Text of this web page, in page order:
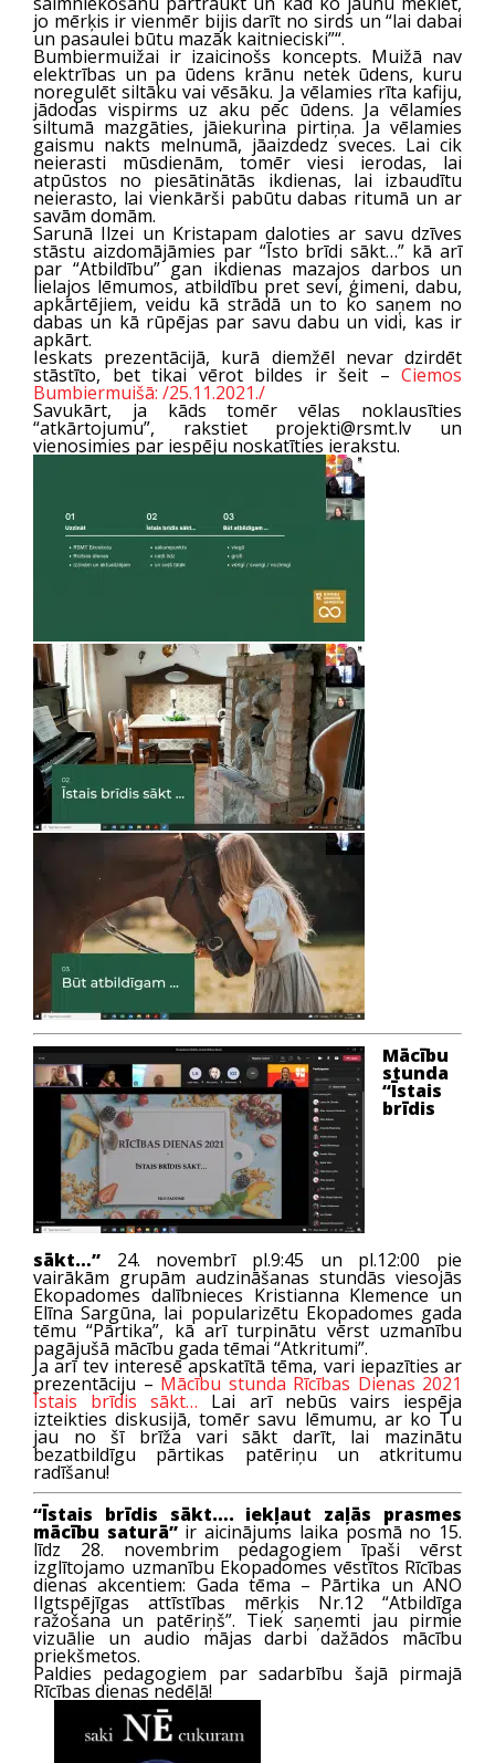
jo mērķis ir vienmēr bijis darīt no sirds un “lai dabai
un pasaulei būtu mazāk kaitnieciski”“.
Bumbiermuižai ir izaicinošs koncepts. Muižā nav
elektrības un pa ūdens krānu netek ūdens, kuru
noregulēt siltāku vai vēsāku. Ja vēlamies rīta kafiju,
jādodas vispirms uz aku pēc ūdens. Ja vēlamies
siltumā mazgāties, jāiekurina pirtiņa. Ja vēlamies
gaismu nakts melnumā, jāaizdedz sveces. Lai cik
neierasti mūsdienām, tomēr viesi ierodas, lai
atpūstos no piesātinātās ikdienas, lai izbaudītu
neierasto, lai vienkārši pabūtu dabas ritumā un ar
savām domām.
Sarunā Ilzei un Kristapam daloties ar savu dzīves
stāstu aizdomājāmies par “Īsto brīdi sākt…” kā arī
par “Atbildību” gan ikdienas mazajos darbos un
lielajos lēmumos, atbildību pret sevi, ģimeni, dabu,
apkārtējiem, veidu kā strādā un to ko saņem no
dabas un kā rūpējas par savu dabu un vidi, kas ir
apkārt.
Ieskats prezentācijā, kurā diemžēl nevar dzirdēt
stāstīto, bet tikai vērot bildes ir šeit – Ciemos
Bumbiermuišā: /25.11.2021./
Savukārt, ja kāds tomēr vēlas noklausīties
“atkārtojumu”, rakstiet projekti@rsmt.lv un
vienosimies par iespēju noskatīties ierakstu.
Mācību
stunda
“Īstais
brīdis
sākt…” 24. novembrī pl.9:45 un pl.12:00 pie
vairākām grupām audzināšanas stundās viesojās
Ekopadomes dalībnieces Kristianna Klemence un
Elīna Sargūna, lai popularizētu Ekopadomes gada
tēmu “Pārtika”, kā arī turpinātu vērst uzmanību
pagājušā mācību gada tēmai “Atkritumi”.
Ja arī tev interesē apskatītā tēma, vari iepazīties ar
prezentāciju – Mācību stunda Rīcības Dienas 2021
Īstais brīdis sākt… Lai arī nebūs vairs iespēja
izteikties diskusijā, tomēr savu lēmumu, ar ko Tu
jau no šī brīža vari sākt darīt, lai mazinātu
bezatbildīgu pārtikas patēriņu un atkritumu
radīšanu!
“Īstais brīdis sākt…. iekļaut zaļās prasmes
mācību saturā”ir aicinājums laika posmā no 15.
līdz 28. novembrim pedagogiem īpaši vērst
izglītojamo uzmanību Ekopadomes vēstītos Rīcības
dienas akcentiem: Gada tēma – Pārtika un ANO
Ilgtspējīgas attīstības mērķis Nr.12 “Atbildīga
ražošana un patēriņš”. Tiek saņemti jau pirmie
vizuālie un audio mājas darbi dažādos mācību
priekšmetos.
Paldies pedagogiem par sadarbību šajā pirmajā
Rīcības dienas nedēļā!